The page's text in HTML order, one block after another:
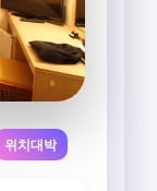
위치대박